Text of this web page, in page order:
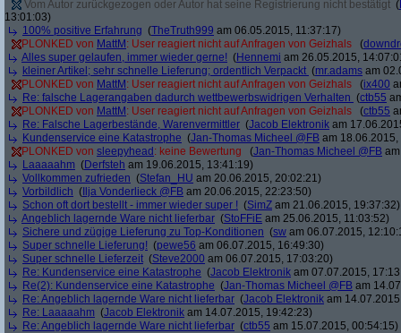
Vom Autor zurückgezogen oder Autor hat seine Registrierung nicht bestätigt (
13:01:03)
100% positive Erfahrung (TheTruth999 am 06.05.2015, 11:37:17)
PLONKED von MattM : User reagiert nicht auf Anfragen von Geizhals (
Alles super gelaufen, immer wieder gerne! (Hennemi am 26.05.2015,
kleiner Artikel; sehr schnelle Lieferung; ordentlich Verpackt (mr.adams am
PLONKED von MattM : User reagiert nicht auf Anfragen von Geizhals (ix400
Re: falsche Lagerangaben dadurch wettbewerbswidrigen Verhalten (ctb55
PLONKED von MattM : User reagiert nicht auf Anfragen von Geizhals (ctb55
Re: Falsche Lagerbestände, Warenvermittler (Jacob Elektronik am
Kundenservice eine Katastrophe (Jan-Thomas Micheel @FB am
PLONKED von sleepyhead : keine Bewertung (Jan-Thomas Micheel @FB
Laaaaahm (Derfsteh am 19.06.2015, 13:41:19)
Vollkommen zufrieden (Stefan_HU am 20.06.2015, 20:02:21)
Vorbildlich ( Ilja Vonderlieck @FB am 20.06.2015, 22:23:50)
Schon oft dort bestellt - immer wieder super ! (SimZ am 21.06.2015, 19:37:32)
Angeblich lagernde Ware nicht lieferbar (StoFFiE am 25.06.2015, 11:03:52)
Sichere und zügige Lieferung zu Top-Konditionen (sw am 06.07.2015,
Super schnelle Lieferung! (pewe56 am 06.07.2015, 16:49:30)
Super schnelle Lieferzeit (Steve2000 am 06.07.2015, 17:03:20)
Re: Kundenservice eine Katastrophe (Jacob Elektronik am 07.07.2015,
Re(2): Kundenservice eine Katastrophe (Jan-Thomas Micheel @FB am
Re: Angeblich lagernde Ware nicht lieferbar (Jacob Elektronik am
Re: Laaaaahm (Jacob Elektronik am 14.07.2015, 19:42:23)
Re: Angeblich lagernde Ware nicht lieferbar (ctb55 am 15.07.2015, 00:54:15)